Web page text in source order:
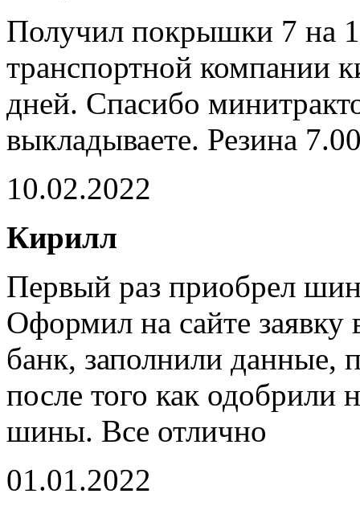
Получил покрышки 7 на
транспортной компании
дней. Спасибо
выкладываете. Резина
10.02.2022
Кирилл
Первый раз приобрел
Оформил на сайте заявку
банк, заполнили данные,
после того как
шины. Все отлично
01.01.2022